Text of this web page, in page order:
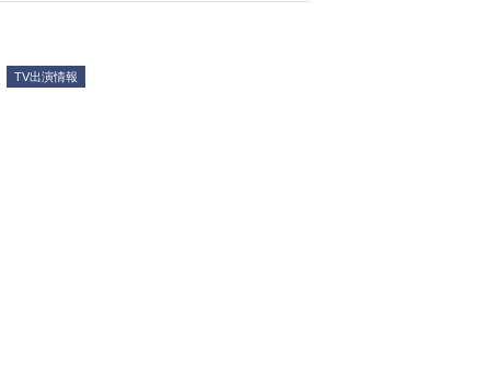
TV出演情報